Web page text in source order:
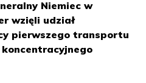
Niemiec w
wzięli udział
pierwszego transportu